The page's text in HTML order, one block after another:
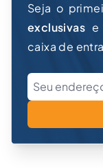
Seja o
exclusivas e
caixa de